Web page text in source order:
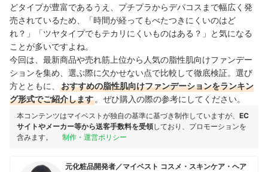
どタイプが豊富であるうえ、プチプラからデパコスまで幅広く発
売されているため、「時間が経ってもべたつきにくいのはど
れ？」「ツヤタイプでもテカリにくいものはある？」と気になる
ことが多いですよね。
今回は、最新商品や売れ筋上位から人気の脂性肌向けファンデー
ションを集め、選ぶ際に欠かせない点で比較して徹底検証。選び
方とともに、
おすすめの脂性肌向けファンデーションをランキン
グ形式でご紹介します 。ぜひ購入の際の参考にしてください。
本コンテンツはマイベストが独自の基準に基づき制作していますが、 EC
サイトやメーカー等から送客手数料を受領しており、プロモーションを
含みます。
制作・運営ポリシー
元化粧品開発者／マイベスト コスメ・スキンケア・ヘア